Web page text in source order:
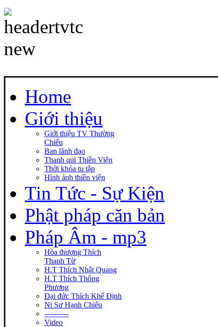
Home
Giới thiệu
Giới thiệu TV Thường
Chiếu
Ban lãnh đạo
Thanh qui Thiền Viện
Thời khóa tu tập
Hình ảnh thiền viện
Tin Tức - Sự Kiện
Phật pháp căn bản
Pháp Âm - mp3
Hòa thượng Thích
Thanh Từ
H.T Thích Nhật Quang
H.T Thích Thông
Phương
Đại đức Thích Khế Định
Ni Sư Hạnh Chiếu
----------
Video